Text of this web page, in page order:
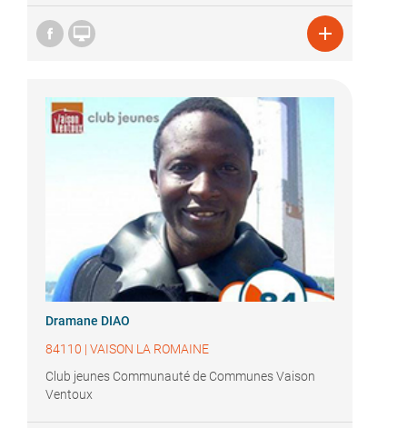
 
Dramane DIAO
84110 | VAISON LA ROMAINE
Club jeunes Communauté de Communes Vaison
Ventoux